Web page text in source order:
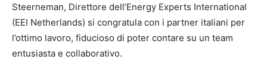
Steerneman, Direttore dell’Energy Experts International
(EEI Netherlands) si congratula con i partner italiani per
l’ottimo lavoro, fiducioso di poter contare su un team
entusiasta e collaborativo.